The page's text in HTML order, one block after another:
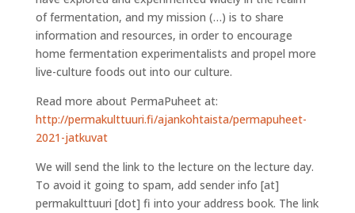
of fermentation, and my mission (…) is to share
information and resources, in order to encourage
home fermentation experimentalists and propel more
live-culture foods out into our culture.
Read more about PermaPuheet at:
http://permakulttuuri.fi/ajankohtaista/permapuheet-
2021-jatkuvat
We will send the link to the lecture on the lecture day.
To avoid it going to spam, add sender info [at]
permakulttuuri [dot] fi into your address book. The link